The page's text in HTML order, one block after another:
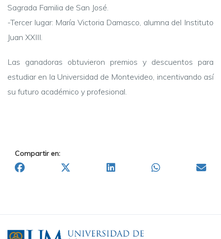
Sagrada Familia de San José.
-Tercer lugar: María Victoria Damasco, alumna del Instituto
Juan XXIII.
Las ganadoras obtuvieron premios y descuentos para
estudiar en la Universidad de Montevideo, incentivando así
su futuro académico y profesional.
Compartir en: